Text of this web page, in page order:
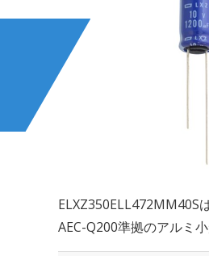
ELXZ350ELL472MM40S
AEC-Q200準拠のアルミ